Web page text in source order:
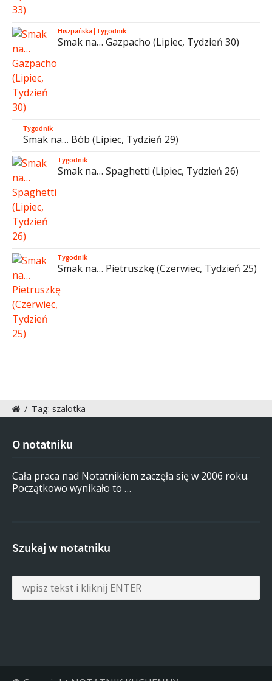
Hiszpańska|Tygodnik
Smak na… Gazpacho (Lipiec, Tydzień 30)
Tygodnik
Smak na… Bób (Lipiec, Tydzień 29)
Tygodnik
Smak na… Spaghetti (Lipiec, Tydzień 26)
Tygodnik
Smak na… Pietruszkę (Czerwiec, Tydzień 25)
/ Tag: szalotka
O notatniku
Cała praca nad Notatnikiem zaczęła się w 2006 roku.
Początkowo wynikało to …
Szukaj w notatniku